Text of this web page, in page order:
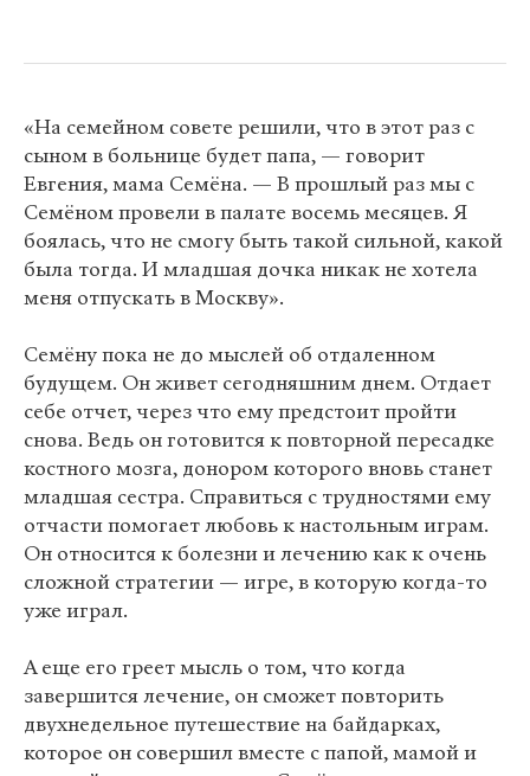
«На семейном совете решили, что в этот раз с
сыном в больнице будет папа, — говорит
Евгения, мама Семёна. — В прошлый раз мы с
Семёном провели в палате восемь месяцев. Я
боялась, что не смогу быть такой сильной, какой
была тогда. И младшая дочка никак не хотела
меня отпускать в Москву».
Семёну пока не до мыслей об отдаленном
будущем. Он живет сегодняшним днем. Отдает
себе отчет, через что ему предстоит пройти
снова. Ведь он готовится к повторной пересадке
костного мозга, донором которого вновь станет
младшая сестра. Справиться с трудностями ему
отчасти помогает любовь к настольным играм.
Он относится к болезни и лечению как к очень
сложной стратегии — игре, в которую когда-то
уже играл.
А еще его греет мысль о том, что когда
завершится лечение, он сможет повторить
двухнедельное путешествие на байдарках,
которое он совершил вместе с папой, мамой и